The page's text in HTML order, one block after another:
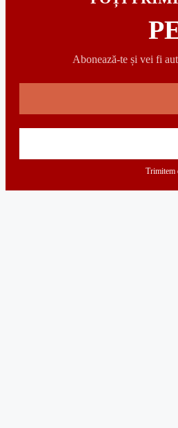
Abonează-te și vei fi
Trimitem